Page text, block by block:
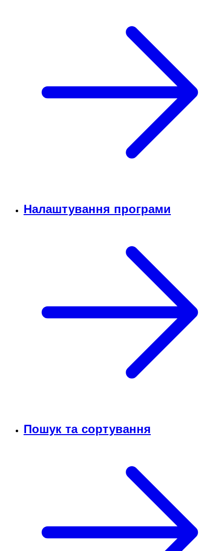
Налаштування програми
Пошук та сортування